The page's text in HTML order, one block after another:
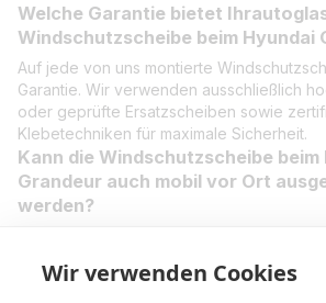
Welche Garantie bietet
Windschutzscheibe beim Hyundai
Auf jede von uns montierte
Garantie. Wir verwenden ausschließlich
oder geprüfte Ersatzscheiben sowie
Klebetechniken für maximale Sicherheit.
Kann die Windschutzscheibe beim
Grandeur auch mobil vor Ort
werden?
Windschutzscheibe schnell und
Wir verwenden Cookies